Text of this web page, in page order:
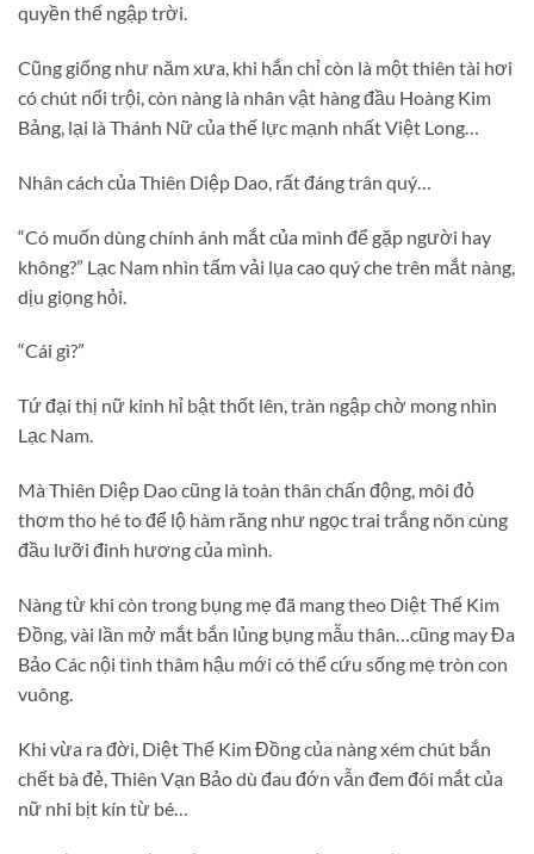
quyền thế ngập trời.
Cũng giống như năm xưa, khi hắn chỉ còn là một thiên tài hơi
có chút nổi trội, còn nàng là nhân vật hàng đầu Hoàng Kim
Bảng, lại là Thánh Nữ của thế lực mạnh nhất Việt Long…
Nhân cách của Thiên Diệp Dao, rất đáng trân quý…
“Có muốn dùng chính ánh mắt của mình để gặp người hay
không?” Lạc Nam nhìn tấm vải lụa cao quý che trên mắt nàng,
dịu giọng hỏi.
“Cái gì?”
Tứ đại thị nữ kinh hỉ bật thốt lên, tràn ngập chờ mong nhìn
Lạc Nam.
Mà Thiên Diệp Dao cũng là toàn thân chấn động, môi đỏ
thơm tho hé to để lộ hàm răng như ngọc trai trắng nõn cùng
đầu lưỡi đinh hương của mình.
Nàng từ khi còn trong bụng mẹ đã mang theo Diệt Thế Kim
Đồng, vài lần mở mắt bắn lủng bụng mẫu thân…cũng may Đa
Bảo Các nội tình thâm hậu mới có thể cứu sống mẹ tròn con
vuông.
Khi vừa ra đời, Diệt Thế Kim Đồng của nàng xém chút bắn
chết bà đẻ, Thiên Vạn Bảo dù đau đớn vẫn đem đôi mắt của
nữ nhi bịt kín từ bé…